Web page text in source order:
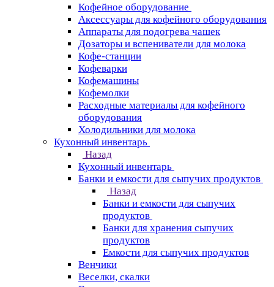
Кофейное оборудование
Аксессуары для кофейного оборудования
Аппараты для подогрева чашек
Дозаторы и вспениватели для молока
Кофе-станции
Кофеварки
Кофемашины
Кофемолки
Расходные материалы для кофейного
оборудования
Холодильники для молока
Кухонный инвентарь
Назад
Кухонный инвентарь
Банки и емкости для сыпучих продуктов
Назад
Банки и емкости для сыпучих
продуктов
Банки для хранения сыпучих
продуктов
Емкости для сыпучих продуктов
Венчики
Веселки, скалки